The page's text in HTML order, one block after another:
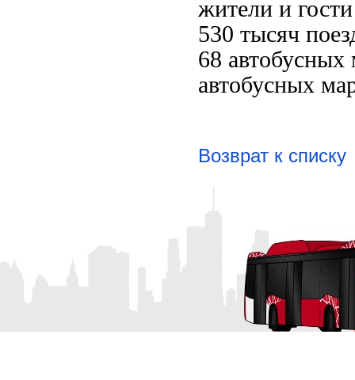
жители и
530 тысяч
68
автобусных
Возврат к списку